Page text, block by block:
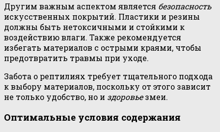
Другим важным аспектом является безопасность
искусственных покрытий. Пластики и резины
должны быть нетоксичными и стойкими к
воздействию влаги. Также рекомендуется
избегать материалов с острыми краями, чтобы
предотвратить травмы при уходе.
Забота о рептилиях требует тщательного подхода
к выбору материалов, поскольку от этого зависит
не только удобство, но и здоровьезмеи.
Оптимальные условия содержания